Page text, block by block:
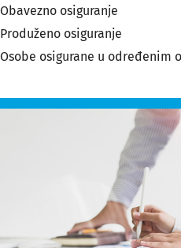
Obavezno osiguranje
Produženo osiguranje
Osobe osigurane u određenim